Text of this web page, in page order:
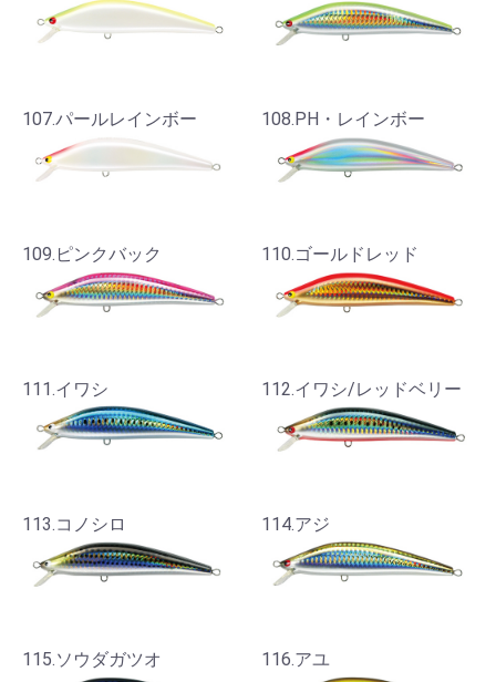
107.パールレインボー 108.PH・レインボー
109.ピンクバック 110.ゴールドレッド
111.イワシ 112.イワシ/レッドベリー
113.コノシロ 114.アジ
115.ソウダガツオ 116.アユ